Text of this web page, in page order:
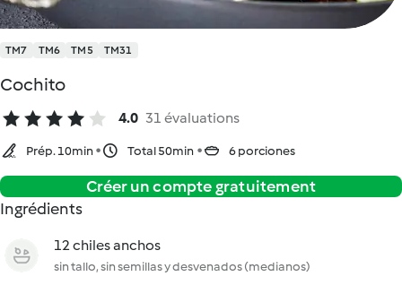
TM7 TM6 TM5 TM31
Cochito
4.0 31 évaluations
Prép. 10min Total 50min 6 porciones
Créer un compte gratuitement
Ingrédients
12 chiles anchos
sin tallo, sin semillas y desvenados (medianos)